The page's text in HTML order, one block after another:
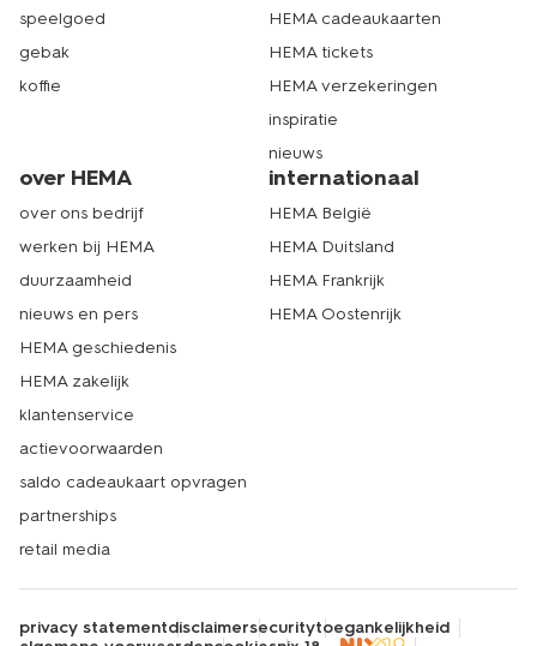
speelgoed
gebak
koffie
HEMA cadeaukaarten
HEMA tickets
HEMA verzekeringen
inspiratie
nieuws
over HEMA
over ons bedrijf
werken bij HEMA
duurzaamheid
nieuws en pers
HEMA geschiedenis
HEMA zakelijk
klantenservice
actievoorwaarden
saldo cadeaukaart opvragen
partnerships
retail media
internationaal
HEMA België
HEMA Duitsland
HEMA Frankrijk
HEMA Oostenrijk
privacy statementdisclaimersecuritytoegankelijkheid